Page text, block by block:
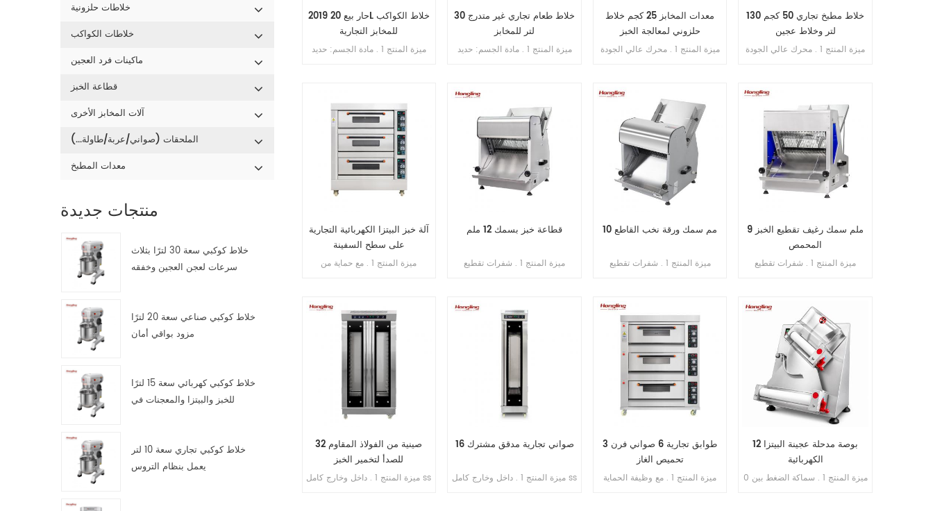
خلاطات حلزونية
خلاطات الكواكب
ماكينات فرد العجين
قطاعة الخبز
آلات المخابز الأخرى
الملحقات (صواني/عربة/طاولة...)
معدات المطبخ
منتجات جديدة
خلاط كوكبي سعة 30 لترًا بثلاث
سرعات لعجن العجين وخفقه
خلاط كوكبي صناعي سعة 20 لترًا
مزود بواقي أمان
خلاط كوكبي كهربائي سعة 15 لترًا
للخبز والبيتزا والمعجنات في
خلاط كوكبي تجاري سعة 10 لتر
يعمل بنظام التروس
2019 حار بيع 20L خلاط الكواكب
للمخابز التجارية
ميزة المنتج 1 . مادة الجسم: حديد
الكرة , ضرب . 6 . علبة تروس حمام
. مع حارس السلامة
خلاط طعام تجاري غير متدرج 30
لتر للمخابز
ميزة المنتج 1 . مادة الجسم: حديد
سرعات ثلاث وظائف 5 . بخطاف ,
. مع حارس السلامة
معدات المخابز 25 كجم خلاط
حلزوني لمعالجة الخبز
ميزة المنتج 1 . محرك عالي الجودة
الانحناء لم ينكسر أبدًا . 4 . محامل
تحكم مزدوج بالموقت .
خلاط مطبخ تجاري 50 كجم 130
لتر وخلاط عجين
ميزة المنتج 1 . محرك عالي الجودة
الانحناء لم ينكسر أبدًا . 4 . محامل
تحكم مزدوج بالموقت .
آلة خبز البيتزا الكهربائية التجارية
على سطح السفينة
ميزة المنتج 1 . مع حماية من
الزائدة / الحمل الزائد . 4 . مع
قطاعة خبز بسمك 12 ملم
ميزة المنتج 1 . شفرات تقطيع
الطاقة الإنتاجية 200-300 قطعة /
. منصة بسماكة 1 مم من الفولاذ
10 مم سمك ورقة نخب القاطع
ميزة المنتج 1 . شفرات تقطيع
الطاقة الإنتاجية 200-300 قطعة /
. منصة بسماكة 1 مم من الفولاذ
مم
9 ملم سمك رغيف تقطيع الخبز
المحمص
ميزة المنتج 1 . شفرات تقطيع
الطاقة الإنتاجية 200-300 قطعة /
. منصة بسماكة 1 مم من الفولاذ
مم
32 صينية من الفولاذ المقاوم
للصدأ لتخمير الخبز
ميزة المنتج 1 . داخل وخارج كامل ss
16 صواني تجارية مدقق مشترك
ميزة المنتج 1 . داخل وخارج كامل ss
3 طوابق تجارية 6 صواني فرن
تحميص الغاز
ميزة المنتج 1 . مع وظيفة الحماية
12 بوصة مدحلة عجينة البيتزا
الكهربائية
ميزة المنتج 1 . سماكة الضغط بين 0